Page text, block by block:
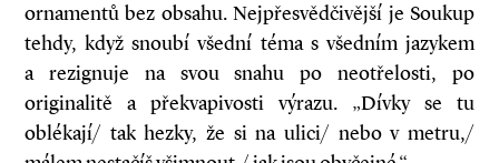
ornamentů bez obsahu. Nejpřesvědčivější je Soukup
tehdy, když snoubí všední téma s všedním jazykem
a rezignuje na svou snahu po neotřelosti, po
originalitě a překvapivosti výrazu. „Dívky se tu
oblékají/ tak hezky, že si na ulici/ nebo v metru,/